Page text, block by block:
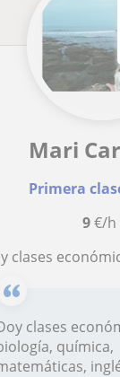
Mari
Primera
9€/h
económicas de biología, química, matemáticas, inglés nivel ESO-
clases
química,